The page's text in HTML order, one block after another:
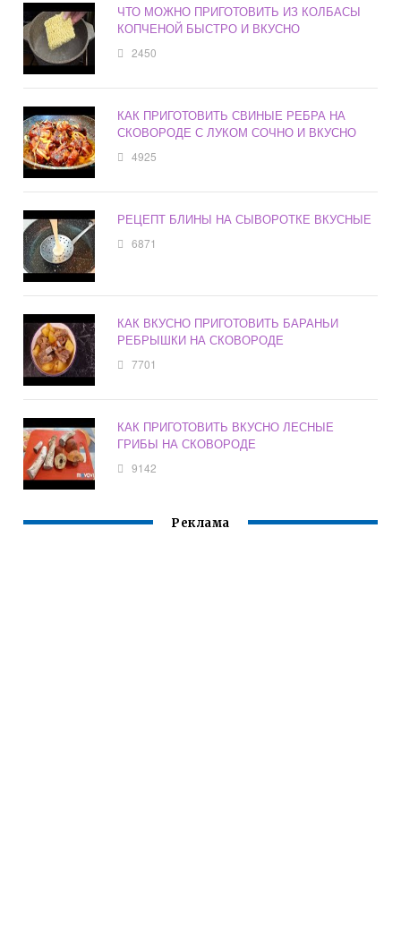
ЧТО МОЖНО ПРИГОТОВИТЬ ИЗ КОЛБАСЫ
КОПЧЕНОЙ БЫСТРО И ВКУСНО
2450
КАК ПРИГОТОВИТЬ СВИНЫЕ РЕБРА НА
СКОВОРОДЕ С ЛУКОМ СОЧНО И ВКУСНО
4925
РЕЦЕПТ БЛИНЫ НА СЫВОРОТКЕ ВКУСНЫЕ
6871
КАК ВКУСНО ПРИГОТОВИТЬ БАРАНЬИ
РЕБРЫШКИ НА СКОВОРОДЕ
7701
КАК ПРИГОТОВИТЬ ВКУСНО ЛЕСНЫЕ
ГРИБЫ НА СКОВОРОДЕ
9142
Реклама